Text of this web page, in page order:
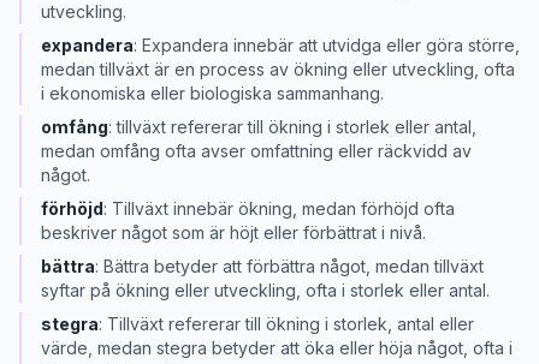
utveckling.
expandera: Expandera innebär att utvidga eller göra större,
medan tillväxt är en process av ökning eller utveckling, ofta
i ekonomiska eller biologiska sammanhang.
omfång:tillväxt refererar till ökning i storlek eller antal,
medan omfång ofta avser omfattning eller räckvidd av
något.
förhöjd: Tillväxt innebär ökning, medan förhöjd ofta
beskriver något som är höjt eller förbättrat i nivå.
bättra: Bättra betyder att förbättra något, medan tillväxt
syftar på ökning eller utveckling, ofta i storlek eller antal.
stegra: Tillväxt refererar till ökning i storlek, antal eller
värde, medan stegra betyder att öka eller höja något, ofta i